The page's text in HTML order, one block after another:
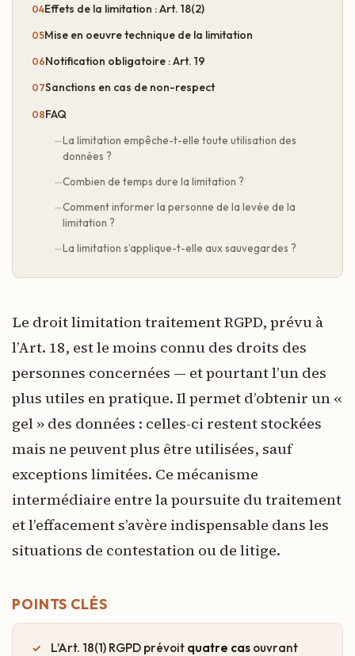
Effets de la limitation : Art. 18(2)
Mise en oeuvre technique de la limitation
Notification obligatoire : Art. 19
Sanctions en cas de non-respect
FAQ
La limitation empêche-t-elle toute utilisation des
données ?
Combien de temps dure la limitation ?
Comment informer la personne de la levée de la
limitation ?
La limitation s’applique-t-elle aux sauvegardes ?
Le droit limitation traitement RGPD, prévu à
l’Art. 18, est le moins connu des droits des
personnes concernées — et pourtant l’un des
plus utiles en pratique. Il permet d’obtenir un «
gel » des données : celles-ci restent stockées
mais ne peuvent plus être utilisées, sauf
exceptions limitées. Ce mécanisme
intermédiaire entre la poursuite du traitement
et l’effacement s’avère indispensable dans les
situations de contestation ou de litige.
POINTS CLÉS
L’Art. 18(1) RGPD prévoit quatre cas ouvrant